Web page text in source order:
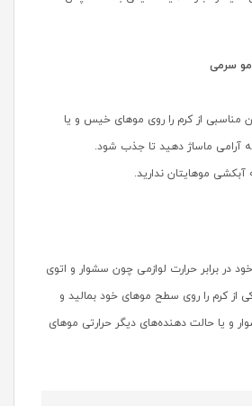
مو سرمی
مناسبی از کرم را روی موهای خیس و یا
آرامی ماساژ دهید تا جذب شود.
موهایتان ندارید.
در برابر حرارت لوازمی چون سشوار و اتوی
از کرم را روی سطح موهای خود بمالید و
و یا حالت‌ دهنده‌های دیگر حرارتی موهای